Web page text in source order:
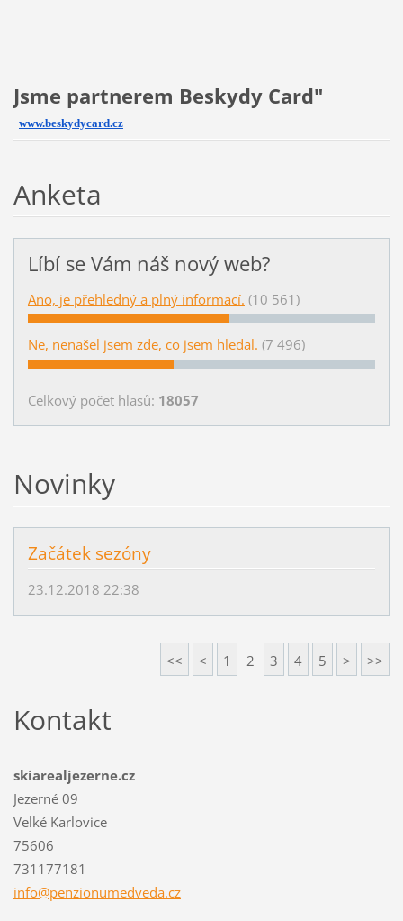
Jsme partnerem Beskydy Card"
www.beskydycard.cz
Anketa
Líbí se Vám náš nový web?
Ano, je přehledný a plný informací. (10 561)
Ne, nenašel jsem zde, co jsem hledal. (7 496)
Celkový počet hlasů: 18057
Novinky
Začátek sezóny
23.12.2018 22:38
<< < 1 2 3 4 5 > >>
Kontakt
skiarealjezerne.cz
Jezerné 09
Velké Karlovice
75606
731177181
info@penzionumedveda.cz